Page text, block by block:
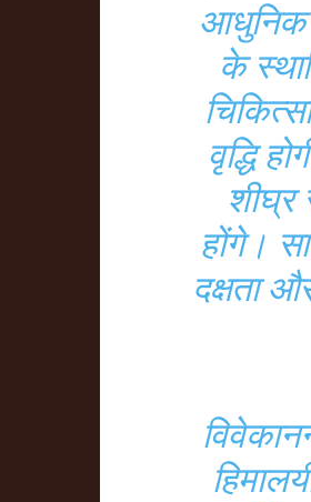
आधुनिक
के
वृद्धि
शीघ्र
होंगे।
दक्षता